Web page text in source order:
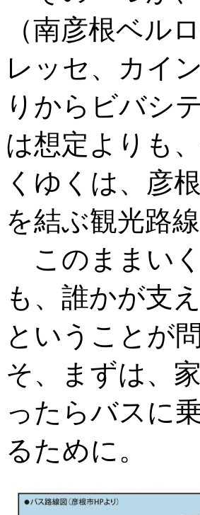
（南彦根ベル
レッセ、カイ
りからビバシ
は想定よりも
くゆくは、彦
を結ぶ観光路
このままい
も、誰かが支
ということが
そ、まずは、
ったらバスに
るために。